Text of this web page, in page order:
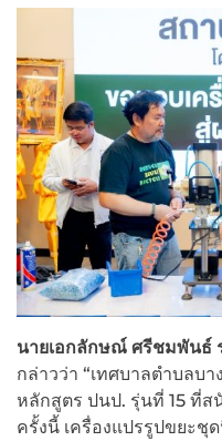
นายเอกลักษณ์ ศรีชมพันธ์
กล่าวว่า “เทศบาลตำบล
หลักสูตร ปนป. รุ่นที่ 15 ที่
ครั้งนี้ เครื่องแปรรูปขยะชุ